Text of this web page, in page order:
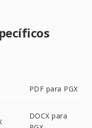
PDF para PGX
DOCX para